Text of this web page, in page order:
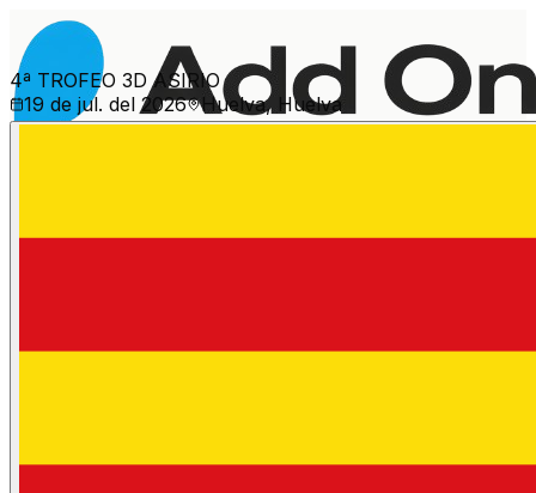
4ª TROFEO 3D ASIRIO
19 de jul. del 2026 Huelva, Huelva